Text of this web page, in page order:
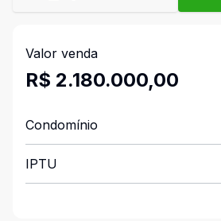
Valor venda
R$ 2.180.000,00
Condomínio
IPTU